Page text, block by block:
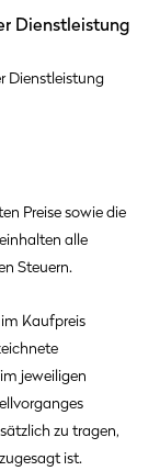
Dienstleistung
Dienstleistung
Preise sowie die
alle
Steuern.
Kaufpreis
jeweiligen
zu tragen,
ist.